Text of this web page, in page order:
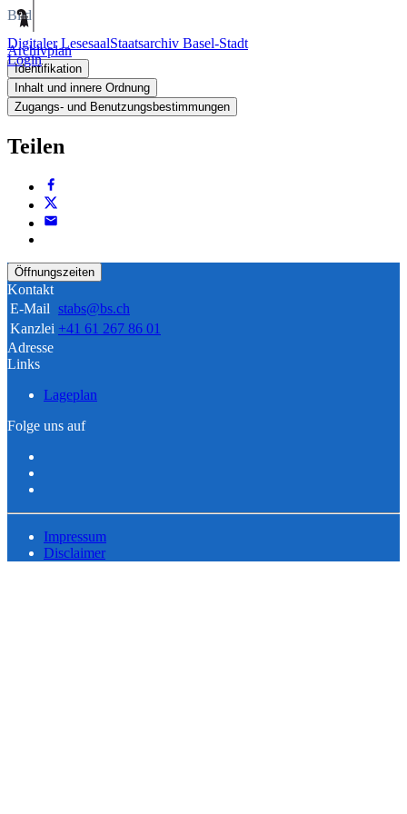
Digitaler LesesaalStaatsarchiv Basel-Stadt
Login
Bild
Archivplan
Identifikation
Inhalt und innere Ordnung
Zugangs- und Benutzungsbestimmungen
Teilen
Öffnungszeiten
Kontakt
E-Mail stabs@bs.ch
Kanzlei +41 61 267 86 01
Adresse
Links
Lageplan
Folge uns auf
Impressum
Disclaimer